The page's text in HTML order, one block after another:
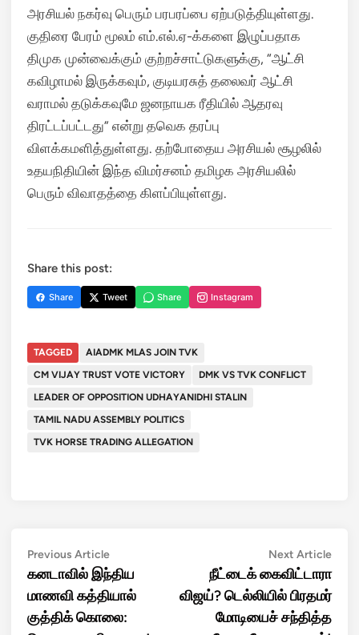
அரசியல் நகர்வு பெரும் பரபரப்பை ஏற்படுத்தியுள்ளது.
குதிரை பேரம் மூலம் எம்.எல்.ஏ-க்களை இழுப்பதாக
திமுக முன்வைக்கும் குற்றச்சாட்டுகளுக்கு, “ஆட்சி
கவிழாமல் இருக்கவும், குடியரசுத் தலைவர் ஆட்சி
வராமல் தடுக்கவுமே ஜனநாயக ரீதியில் ஆதரவு
திரட்டப்பட்டது” என்று தவெக தரப்பு
விளக்கமளித்துள்ளது. தற்போதைய அரசியல் சூழலில்
உதயநிதியின் இந்த விமர்சனம் தமிழக அரசியலில்
பெரும் விவாதத்தை கிளப்பியுள்ளது.
Share this post:
Share Tweet Share Instagram
TAGGED
AIADMK MLAS JOIN TVK
CM VIJAY TRUST VOTE VICTORY
DMK VS TVK CONFLICT
LEADER OF OPPOSITION UDHAYANIDHI STALIN
TAMIL NADU ASSEMBLY POLITICS
TVK HORSE TRADING ALLEGATION
Post
navigation
Previous ArticlePrevious
article:
கனடாவில் இந்திய
மாணவி கத்தியால்
குத்திக் கொலை:
Next ArticleNext
நீட்டைக் கைவிட்டாரா
விஜய்? டெல்லியில் பிரதமர்
மோடியைச் சந்தித்த